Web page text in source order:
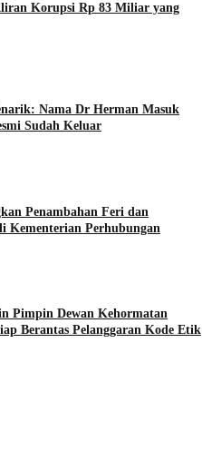
Korupsi Rp 83 Miliar yang
Nama Dr Herman Masuk
Sudah Keluar
Penambahan Feri dan
Kementerian Perhubungan
Pimpin Dewan Kehormatan
Berantas Pelanggaran Kode Etik